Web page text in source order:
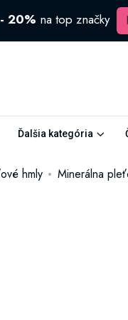
20% na top značky
Ďalšia kategória
hmly Minerálna